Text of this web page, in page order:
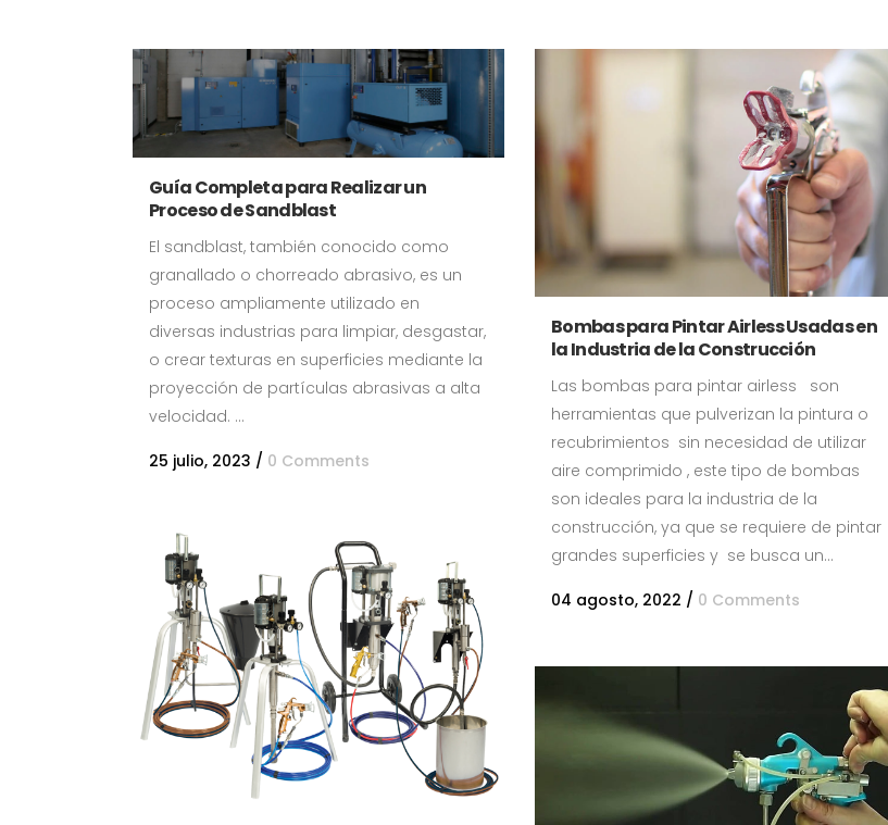
Guía Completa para Realizar un
Proceso de Sandblast
El sandblast, también conocido como
granallado o chorreado abrasivo, es un
proceso ampliamente utilizado en
diversas industrias para limpiar, desgastar,
o crear texturas en superficies mediante la
proyección de partículas abrasivas a alta
velocidad. ...
25 julio, 2023 / 0 Comments
Bombas para Pintar Airless Usadas en
la Industria de la Construcción
Las bombas para pintar airless son
herramientas que pulverizan la pintura o
recubrimientos sin necesidad de utilizar
aire comprimido , este tipo de bombas
son ideales para la industria de la
construcción, ya que se requiere de pintar
grandes superficies y se busca un...
04 agosto, 2022 / 0 Comments